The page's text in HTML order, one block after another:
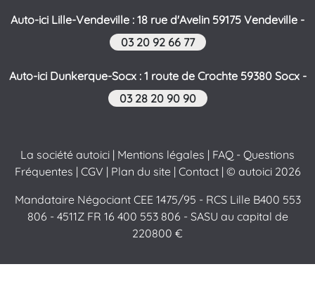
Auto-ici Lille-Vendeville : 18 rue d'Avelin 59175 Vendeville -
03 20 92 66 77
Auto-ici Dunkerque-Socx : 1 route de Crochte 59380 Socx -
03 28 20 90 90
La société autoici | Mentions légales | FAQ - Questions
Fréquentes | CGV | Plan du site| Contact| © autoici 2026
Mandataire Négociant CEE 1475/95 - RCS Lille B400 553
806 - 4511Z FR 16 400 553 806 - SASU au capital de
220800 €